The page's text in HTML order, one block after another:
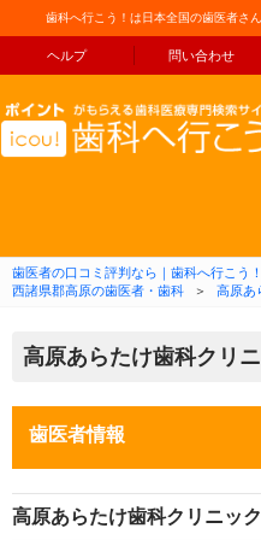
歯科へ行こう！は日本全国の歯医者さ
ヘルプ 問い合わせ
歯医者の口コミ評判なら｜歯科へ行こう
西諸県郡高原の歯医者・歯科
＞ 高原あ
高原あらたけ歯科クリ
歯医者情報
高原あらたけ歯科クリニッ